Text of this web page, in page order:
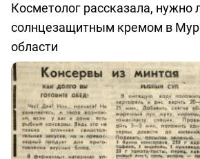
Косметолог рассказала, нужно
солнцезащитным кремом в
области